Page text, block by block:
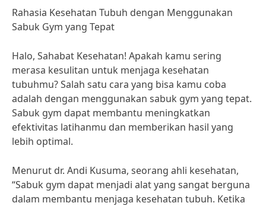
Rahasia Kesehatan Tubuh dengan Menggunakan
Sabuk Gym yang Tepat
Halo, Sahabat Kesehatan! Apakah kamu sering
merasa kesulitan untuk menjaga kesehatan
tubuhmu? Salah satu cara yang bisa kamu coba
adalah dengan menggunakan sabuk gym yang tepat.
Sabuk gym dapat membantu meningkatkan
efektivitas latihanmu dan memberikan hasil yang
lebih optimal.
Menurut dr. Andi Kusuma, seorang ahli kesehatan,
“Sabuk gym dapat menjadi alat yang sangat berguna
dalam membantu menjaga kesehatan tubuh. Ketika